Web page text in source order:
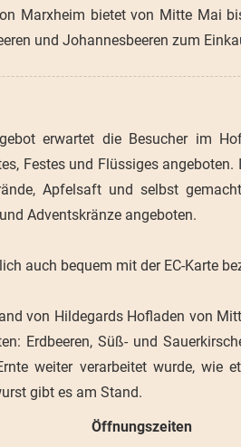
Marxheim bietet von Mitte Mai
und Johannesbeeren zum
erwartet die Besucher im
Festes und Flüssiges angeboten.
Apfelsaft und selbst
Adventskränze angeboten.
auch bequem mit der EC-Karte
von Hildegards Hofladen von
Erdbeeren, Süß- und
weiter verarbeitet wurde, wie
gibt es am Stand.
Öffnungszeiten